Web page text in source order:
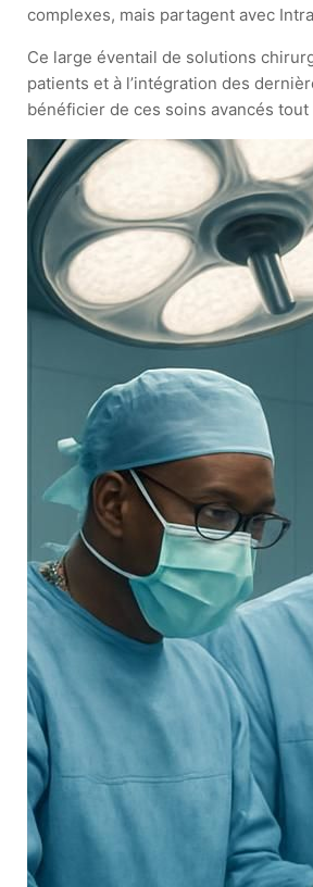
complexes, mais partagent avec
Ce large éventail de solutions
patients et à l’intégration des
bénéficier de ces soins avancés